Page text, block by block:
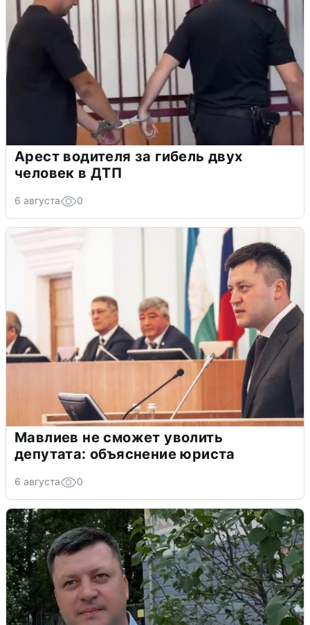
Арест водителя за гибель двух
человек в ДТП
6 августа 0
Мавлиев не сможет уволить
депутата: объяснение юриста
6 августа 0